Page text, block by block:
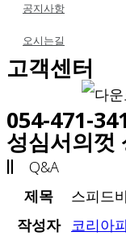
공지사항
오시는길
고객센터
054-471-
성심서의껏
Q&A
제목
스피드
작성자 코리아